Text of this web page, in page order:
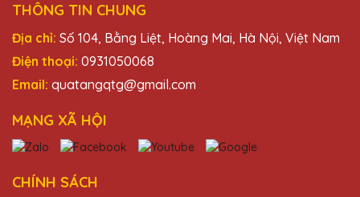
27/11/2025
Đây là lần thứ hai mình đặt hàng tại Quà
Tặng Pha Lê QTG và lần nào cũng hài lòng
về chất lượng và dịch vụ. Sẽ tiếp tục ủng hộ!
Ngô Thị Tâm
THÔNG TIN CHUNG
Địa chỉ: Số 104, Bằng Liệt, Hoàng Mai, Hà Nội, Việt Nam
Điện thoại: 0931050068
Email: quatangqtg@gmail.com
MẠNG XÃ HỘI
CHÍNH SÁCH